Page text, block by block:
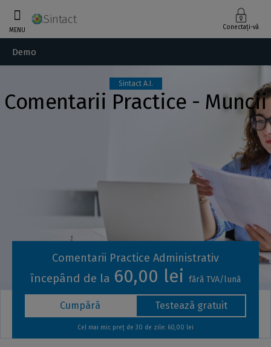
MENU
Sintact
Conectați-vă
Demo
Sintact A.I.
Comentarii Practice - Muncii
Comentarii Practice Administrativ
începând de la 60,00 lei fără TVA/lună
Cumpără Testează gratuit
Cel mai mic preț de 30 de zile: 60,00 lei